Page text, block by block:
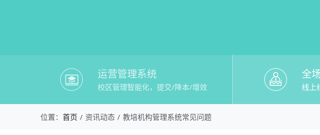
运营管理系统
校区管理智能化，提交/降本/增效
全
线上
校盈易-教培机构管理系统常见问题-【教培saas排名】哪
位置： 首页 资讯动态 教培机构管理系统常见问题